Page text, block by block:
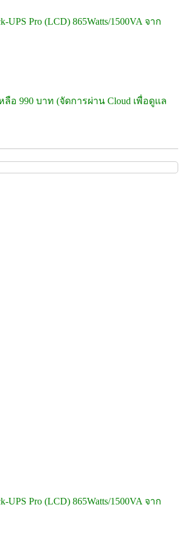
UPS Pro (LCD) 865Watts/1500VA จาก
หลือ 990 บาท (จัดการผ่าน Cloud เพื่อดูแล
UPS Pro (LCD) 865Watts/1500VA จาก